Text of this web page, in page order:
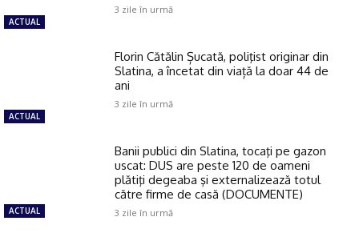
ACTUAL
3 zile în urmă
ACTUAL
Florin Cătălin Șucată, poliţist originar din
Slatina, a încetat din viață la doar 44 de
ani
3 zile în urmă
ACTUAL
Banii publici din Slatina, tocaţi pe gazon
uscat: DUS are peste 120 de oameni
plătiţi degeaba şi externalizează totul
către firme de casă (DOCUMENTE)
3 zile în urmă